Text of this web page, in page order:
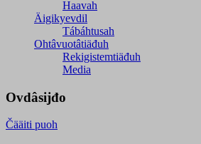
Haavah
Äigikyevdil
Tábáhtusah
Ohtâvuotâtiäđuh
Rekigistemtiäđuh
Media
Ovdâsijđo
Čääiti puoh